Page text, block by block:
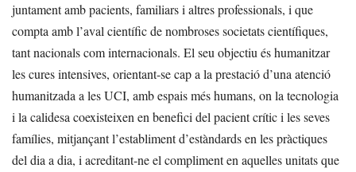
juntament amb pacients, familiars i altres professionals, i que
compta amb l’aval científic de nombroses societats científiques,
tant nacionals com internacionals. El seu objectiu és humanitzar
les cures intensives, orientant-se cap a la prestació d’una atenció
humanitzada a les UCI, amb espais més humans, on la tecnologia
i la calidesa coexisteixen en benefici del pacient crític i les seves
famílies, mitjançant l’establiment d’estàndards en les pràctiques
del dia a dia, i acreditant-ne el compliment en aquelles unitats que